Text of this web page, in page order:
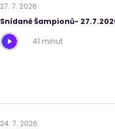
27. 7. 2026
Snídaně Šampionů-
41 minut
24. 7. 2026